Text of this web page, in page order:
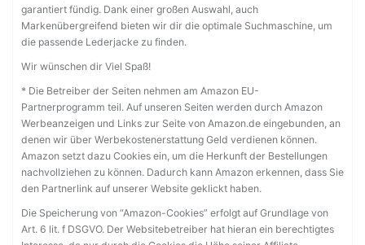
garantiert fündig. Dank einer großen Auswahl, auch
Markenübergreifend bieten wir dir die optimale Suchmaschine, um
die passende Lederjacke zu finden.
Wir wünschen dir Viel Spaß!
* Die Betreiber der Seiten nehmen am Amazon EU-
Partnerprogramm teil. Auf unseren Seiten werden durch Amazon
Werbeanzeigen und Links zur Seite von Amazon.de eingebunden, an
denen wir über Werbekostenerstattung Geld verdienen können.
Amazon setzt dazu Cookies ein, um die Herkunft der Bestellungen
nachvollziehen zu können. Dadurch kann Amazon erkennen, dass Sie
den Partnerlink auf unserer Website geklickt haben.
Die Speicherung von “Amazon-Cookies” erfolgt auf Grundlage von
Art. 6 lit. f DSGVO. Der Websitebetreiber hat hieran ein berechtigtes